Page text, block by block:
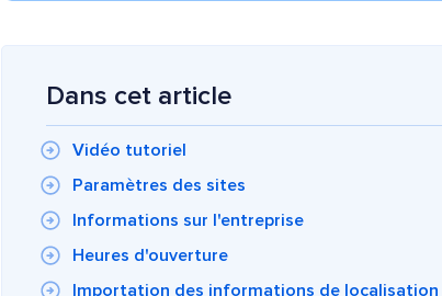
Dans cet article
Vidéo tutoriel
Paramètres des sites
Informations sur l'entreprise
Heures d'ouverture
Importation des informations de